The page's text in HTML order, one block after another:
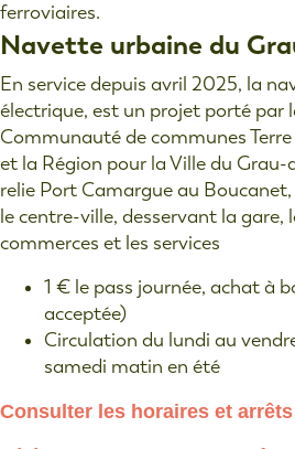
ferroviaires.
Navette urbaine du
En service depuis avril 2025, la
électrique, est un projet porté par
Communauté de communes
et la Région pour la Ville du Grau-
relie Port Camargue au
le centre-ville, desservant la gare,
commerces et les services
1 € le pass journée, achat à
acceptée)
Circulation du lundi au
samedi matin en été
Consulter les horaires et arrêts